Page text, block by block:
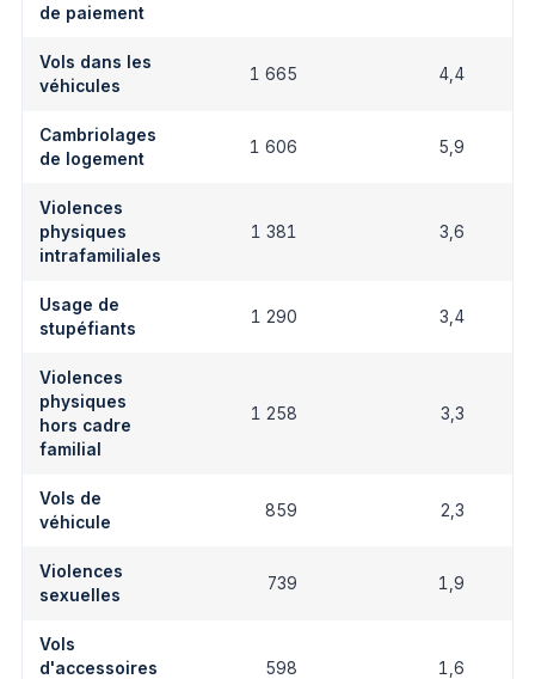
de paiement
Vols dans les
véhicules
1 665 4,4
Cambriolages
de logement
1 606 5,9
Violences
physiques
intrafamiliales
1 381 3,6
Usage de
stupéfiants
1 290 3,4
Violences
physiques
hors cadre
familial
1 258 3,3
Vols de
véhicule
859 2,3
Violences
sexuelles
739 1,9
Vols
d'accessoires
598 1,6